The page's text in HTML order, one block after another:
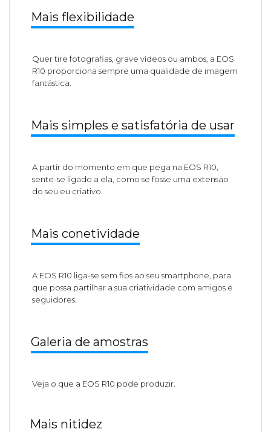
Mais flexibilidade
Quer tire fotografias, grave vídeos ou ambos, a EOS
R10 proporciona sempre uma qualidade de imagem
fantástica.
Mais simples e satisfatória de usar
A partir do momento em que pega na EOS R10,
sente-se ligado a ela, como se fosse uma extensão
do seu eu criativo.
Mais conetividade
A EOS R10 liga-se sem fios ao seu smartphone, para
que possa partilhar a sua criatividade com amigos e
seguidores.
Galeria de amostras
Veja o que a EOS R10 pode produzir.
Mais nitidez